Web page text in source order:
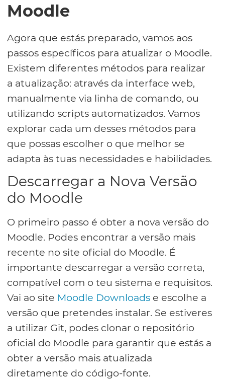
Moodle
Agora que estás preparado, vamos aos
passos específicos para atualizar o Moodle.
Existem diferentes métodos para realizar
a atualização: através da interface web,
manualmente via linha de comando, ou
utilizando scripts automatizados. Vamos
explorar cada um desses métodos para
que possas escolher o que melhor se
adapta às tuas necessidades e habilidades.
Descarregar a Nova Versão
do Moodle
O primeiro passo é obter a nova versão do
Moodle. Podes encontrar a versão mais
recente no site oficial do Moodle. É
importante descarregar a versão correta,
compatível com o teu sistema e requisitos.
Vai ao site Moodle Downloads e escolhe a
versão que pretendes instalar. Se estiveres
a utilizar Git, podes clonar o repositório
oficial do Moodle para garantir que estás a
obter a versão mais atualizada
diretamente do código-fonte.